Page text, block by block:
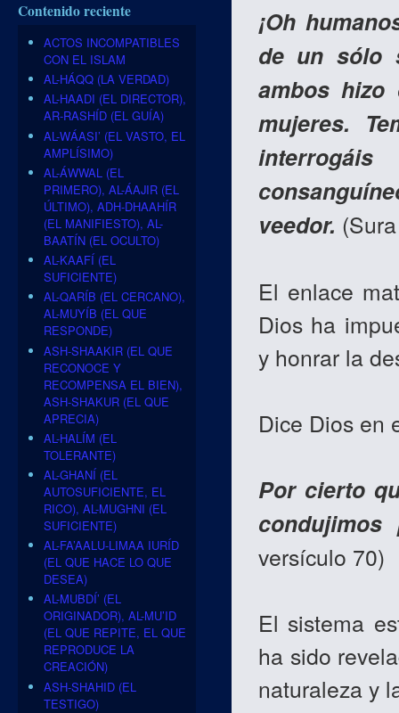
¡Oh
de un sólo
ambos hizo
mujeres.
veedor.
El enlace
Dios ha
y honrar la
Dice Dios en
Por cierto
versículo 70)
El sistema
ha sido
naturaleza y
Contenido reciente
ACTOS INCOMPATIBLES
CON EL ISLAM
AL-HÁQQ (LA VERDAD)
AL-HAADI (EL DIRECTOR),
AR-RASHÍD (EL GUÍA)
AL-WÁASI’ (EL VASTO, EL
AMPLÍSIMO)
AL-ÁWWAL (EL
PRIMERO), AL-ÁAJIR (EL
ÚLTIMO), ADH-DHAAHÍR
(EL MANIFIESTO), AL-
BAATÍN (EL OCULTO)
AL-KAAFÍ (EL
SUFICIENTE)
AL-QARÍB (EL CERCANO),
AL-MUYÍB (EL QUE
RESPONDE)
ASH-SHAAKIR (EL QUE
RECONOCE Y
RECOMPENSA EL BIEN),
ASH-SHAKUR (EL QUE
APRECIA)
AL-HALÍM (EL
TOLERANTE)
AL-GHANÍ (EL
AUTOSUFICIENTE, EL
RICO), AL-MUGHNI (EL
SUFICIENTE)
AL-FA’AALU-LIMAA IURÍD
(EL QUE HACE LO QUE
DESEA)
AL-MUBDÍ’ (EL
ORIGINADOR), AL-MU’ID
(EL QUE REPITE, EL QUE
REPRODUCE LA
CREACIÓN)
ASH-SHAHID (EL
TESTIGO)